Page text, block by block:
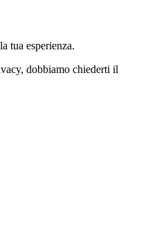
tua esperienza.
dobbiamo chiederti il